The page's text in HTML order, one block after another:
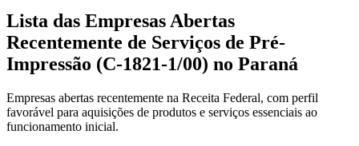
Lista das Empresas Abertas
Recentemente de Serviços de Pré-
Impressão (C-1821-1/00) no Paraná
Empresas abertas recentemente na Receita Federal, com perfil
favorável para aquisições de produtos e serviços essenciais ao
funcionamento inicial.